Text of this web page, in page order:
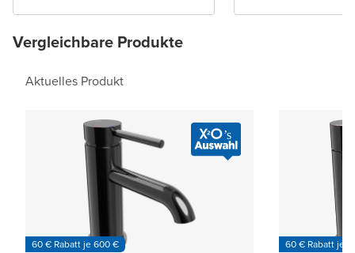
Vergleichbare Produkte
Aktuelles Produkt
60 € Rabatt je 600 € 60 € Rabatt je